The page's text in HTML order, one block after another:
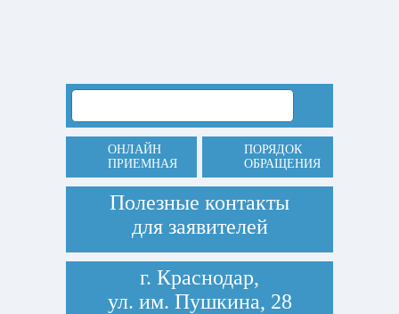
ОНЛАЙН
ПРИЕМНАЯ
ПОРЯДОК
ОБРАЩЕНИЯ
Полезные контакты
для заявителей
г. Краснодар,
ул. им. Пушкина, 28